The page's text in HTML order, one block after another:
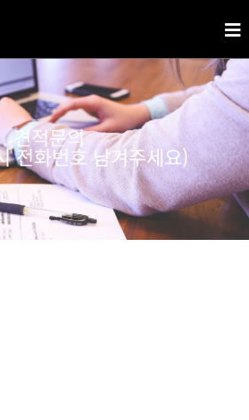
견적문의
전화번호 남겨주세요)